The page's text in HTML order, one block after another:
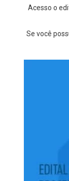
Acesso o
Se você